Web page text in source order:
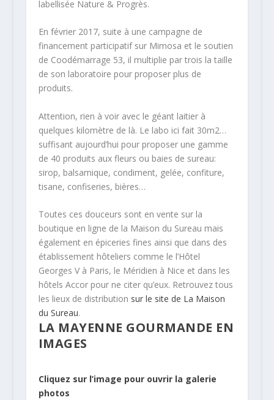
labellisée Nature & Progrès.
En février 2017, suite à une campagne de
financement participatif sur Mimosa et le soutien
de Coodémarrage 53, il multiplie par trois la taille
de son laboratoire pour proposer plus de
produits.
Attention, rien à voir avec le géant laitier à
quelques kilomètre de là. Le labo ici fait 30m2…
suffisant aujourd’hui pour proposer une gamme
de 40 produits aux fleurs ou baies de sureau:
sirop, balsamique, condiment, gelée, confiture,
tisane, confiseries, bières…
Toutes ces douceurs sont en vente sur la
boutique en ligne de la Maison du Sureau mais
également en épiceries fines ainsi que dans des
établissement hôteliers comme le l’Hôtel
Georges V à Paris, le Méridien à Nice et dans les
hôtels Accor pour ne citer qu’eux. Retrouvez tous
les lieux de distribution sur le site de La Maison
du Sureau.
LA MAYENNE GOURMANDE EN
IMAGES
Cliquez sur l’image pour ouvrir la galerie
photos